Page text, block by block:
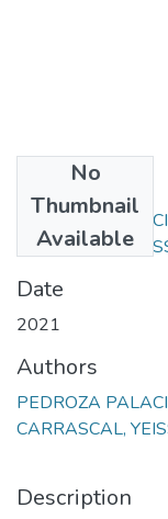
No
Thumbnail
Available
PEDROZA
CARRASCAL
Date
2021
Authors
PEDROZA
CARRASCAL,
Description